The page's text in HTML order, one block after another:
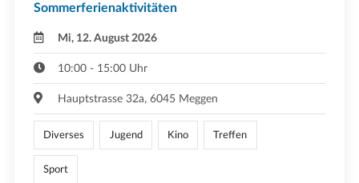
Sommerferienaktivitäten
Mi, 12. August 2026
10:00 - 15:00 Uhr
Hauptstrasse 32a, 6045 Meggen
Diverses Jugend Kino Treffen
Sport